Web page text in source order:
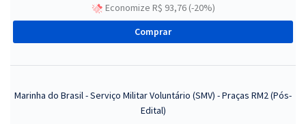
Economize R$ 93,76 (-20%)
Comprar
Marinha do Brasil - Serviço Militar Voluntário (SMV) - Praças RM2 (Pós-
Edital)